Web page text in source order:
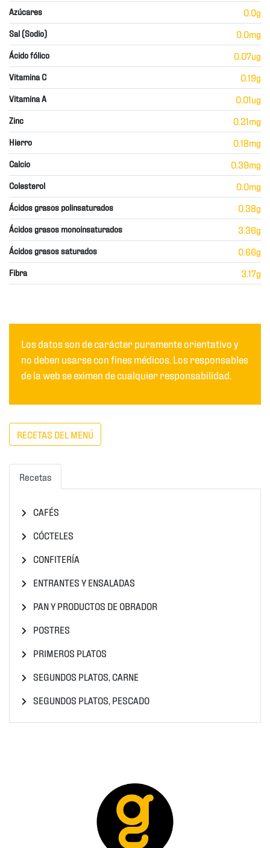
RECETAS DEL MENÚ
Recetas
CAFÉS
CÓCTELES
CONFITERÍA
ENTRANTES Y ENSALADAS
PAN Y PRODUCTOS DE OBRADOR
POSTRES
PRIMEROS PLATOS
SEGUNDOS PLATOS, CARNE
SEGUNDOS PLATOS, PESCADO
Azúcares 0.0g
Sal (Sodio) 0.0mg
Ácido fólico 0.07ug
Vitamina C 0.19g
Vitamina A 0.01ug
Zinc 0.21mg
Hierro 0.18mg
Calcio 0.39mg
Colesterol 0.0mg
Ácidos grasos polinsaturados 0.38g
Ácidos grasos monoinsaturados 3.36g
Ácidos grasos saturados 0.66g
Fibra 3.17g
Los datos son de carácter puramente orientativo y
no deben usarse con fines médicos. Los responsables
de la web se eximen de cualquier responsabilidad.